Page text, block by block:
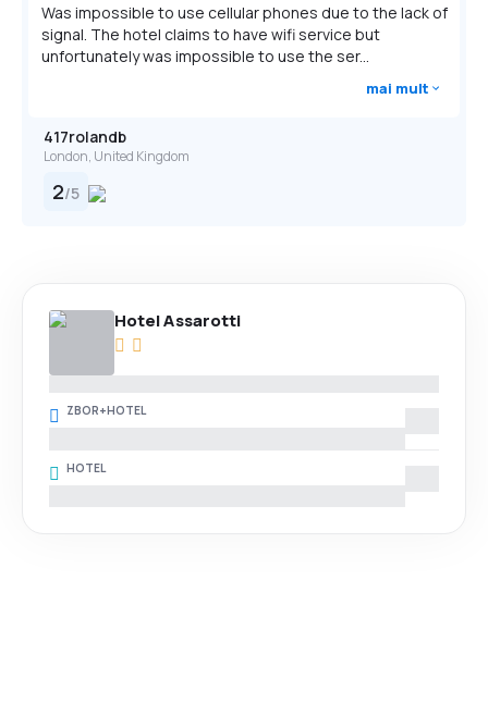
417rolandb
London, United Kingdom
2/5
Was impossible to use cellular phones due to the lack of
signal. The hotel claims to have wifi service but
unfortunately was impossible to use the ser...
mai mult
Hotel Assarotti
ZBOR+HOTEL
HOTEL